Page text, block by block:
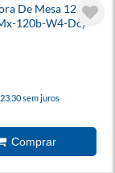
De Mesa 12
120b-W4-Dc) -
sem juros